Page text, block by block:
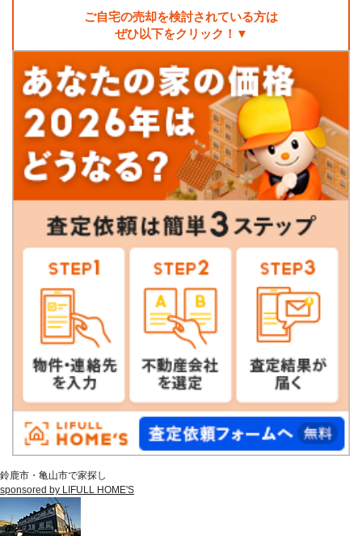
ご自宅の売却を検討されている方は
ぜひ以下をクリック！▼
鈴鹿市・亀山市で家探し
sponsored by LIFULL HOME'S